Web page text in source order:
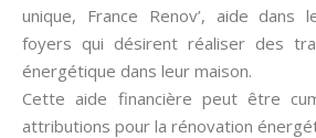
unique, France Renov’, aide dans
foyers qui désirent réaliser des
énergétique dans leur maison.
Cette aide financière peut être
attributions pour la rénovation